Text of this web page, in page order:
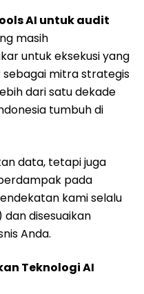
AI untuk audit
masih
untuk eksekusi yang
sebagai mitra strategis
dari satu dekade
tumbuh di
data, tetapi juga
pada
kami selalu
disesuaikan
Anda.
Teknologi AI